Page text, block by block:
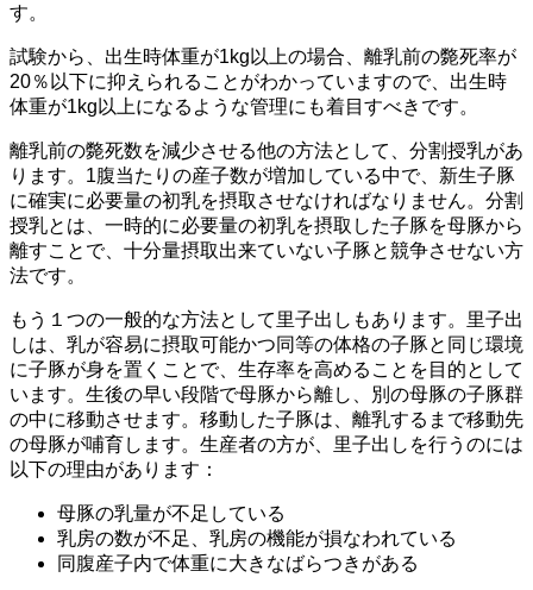
す。
試験から、出生時体重が1kg以上の場合、離乳前の斃死率が
20％以下に抑えられることがわかっていますので、出生時
体重が1kg以上になるような管理にも着目すべきです。
離乳前の斃死数を減少させる他の方法として、分割授乳があ
ります。1腹当たりの産子数が増加している中で、新生子豚
に確実に必要量の初乳を摂取させなければなりません。分割
授乳とは、一時的に必要量の初乳を摂取した子豚を母豚から
離すことで、十分量摂取出来ていない子豚と競争させない方
法です。
もう１つの一般的な方法として里子出しもあります。里子出
しは、乳が容易に摂取可能かつ同等の体格の子豚と同じ環境
に子豚が身を置くことで、生存率を高めることを目的として
います。生後の早い段階で母豚から離し、別の母豚の子豚群
の中に移動させます。移動した子豚は、離乳するまで移動先
の母豚が哺育します。生産者の方が、里子出しを行うのには
以下の理由があります：
母豚の乳量が不足している
乳房の数が不足、乳房の機能が損なわれている
同腹産子内で体重に大きなばらつきがある